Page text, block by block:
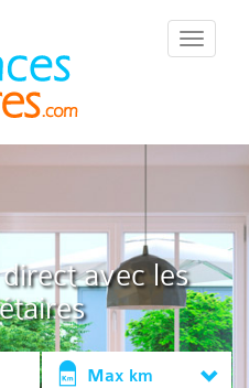
::Menu::
avec les
Max km